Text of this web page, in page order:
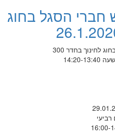
הסגל בחוג
לחינוך בחדר 300
רביעי
16:00-